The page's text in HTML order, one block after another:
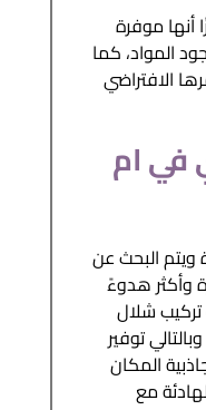
أنها موفرة
المواد، كما
الافتراضي
في ام
البحث عن
وأكثر هدوءً
تركيب شلال
توفير
المكان
مع